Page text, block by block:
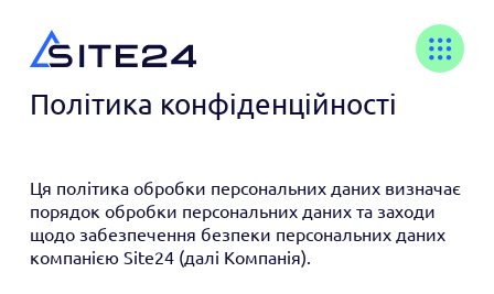
Політика конфіденційності
Ця політика обробки персональних даних визначає
порядок обробки персональних даних та заходи
щодо забезпечення безпеки персональних даних
компанією Site24 (далі Компанія).